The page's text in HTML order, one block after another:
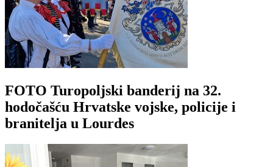
FOTO Turopoljski banderij na 32.
hodočašću Hrvatske vojske, policije i
branitelja u Lourdes